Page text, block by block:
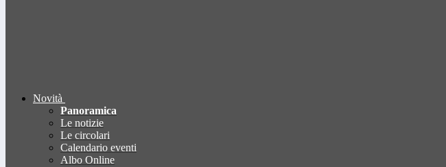
Novità
Panoramica
Le notizie
Le circolari
Calendario eventi
Albo Online